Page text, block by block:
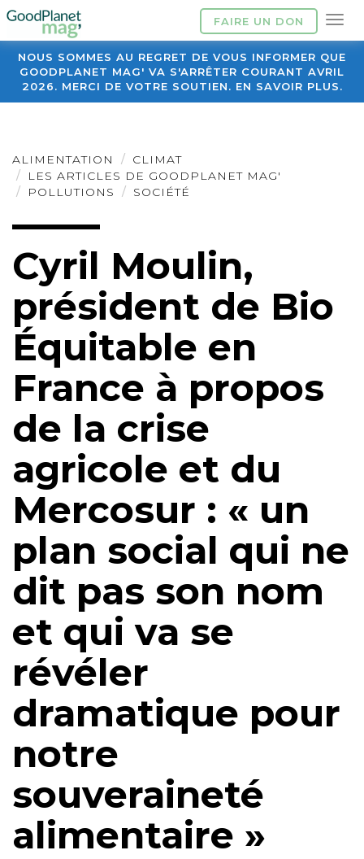
FAIRE UN DON
NOUS SOMMES AU REGRET DE VOUS INFORMER QUE
GOODPLANET MAG' VA S'ARRÊTER COURANT AVRIL
2026. MERCI DE VOTRE SOUTIEN. EN SAVOIR PLUS.
ALIMENTATION
CLIMAT
LES ARTICLES DE GOODPLANET MAG'
POLLUTIONS
SOCIÉTÉ
Cyril Moulin,
président de Bio
Équitable en
France à propos
de la crise
agricole et du
Mercosur : « un
plan social qui ne
dit pas son nom
et qui va se
révéler
dramatique pour
notre
souveraineté
alimentaire »